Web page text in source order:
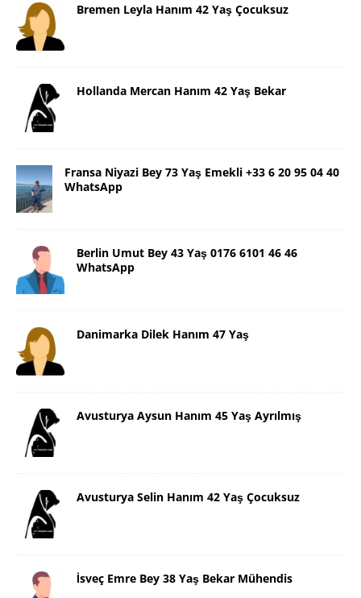
Bremen Leyla Hanım 42 Yaş Çocuksuz
Hollanda Mercan Hanım 42 Yaş Bekar
Fransa Niyazi Bey 73 Yaş Emekli +33 6 20 95 04 40
WhatsApp
Berlin Umut Bey 43 Yaş 0176 6101 46 46
WhatsApp
Danimarka Dilek Hanım 47 Yaş
Avusturya Aysun Hanım 45 Yaş Ayrılmış
Avusturya Selin Hanım 42 Yaş Çocuksuz
İsveç Emre Bey 38 Yaş Bekar Mühendis